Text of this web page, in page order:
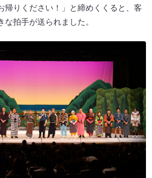
帰りください！」と締めくくると、客
な拍手が送られました。